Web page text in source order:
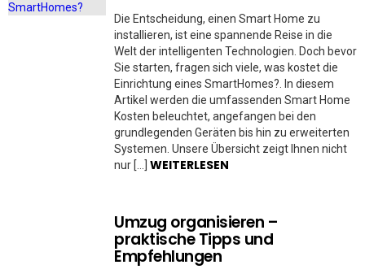
Die Entscheidung, einen Smart Home zu
installieren, ist eine spannende Reise in die
Welt der intelligenten Technologien. Doch bevor
Sie starten, fragen sich viele, was kostet die
Einrichtung eines SmartHomes?. In diesem
Artikel werden die umfassenden Smart Home
Kosten beleuchtet, angefangen bei den
grundlegenden Geräten bis hin zu erweiterten
Systemen. Unsere Übersicht zeigt Ihnen nicht
nur […] WEITERLESEN
Umzug organisieren –
praktische Tipps und
Empfehlungen